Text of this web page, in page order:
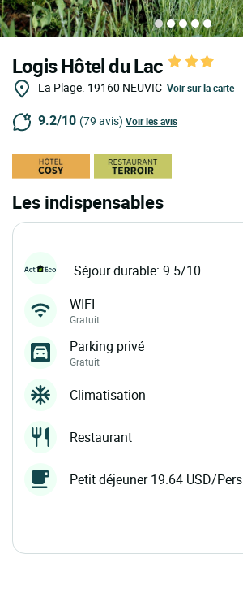
Logis Hôtel du Lac
La Plage. 19160 NEUVIC Voir sur la carte
9.2/10 (79 avis) Voir les avis
Les indispensables
Séjour durable: 9.5/10
WIFI
Gratuit
Parking privé
Gratuit
Climatisation
Restaurant
Petit déjeuner 19.64 USD/Pers